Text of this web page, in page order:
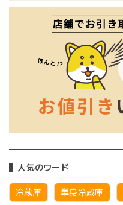
人気のワード
冷蔵庫 単身冷蔵庫